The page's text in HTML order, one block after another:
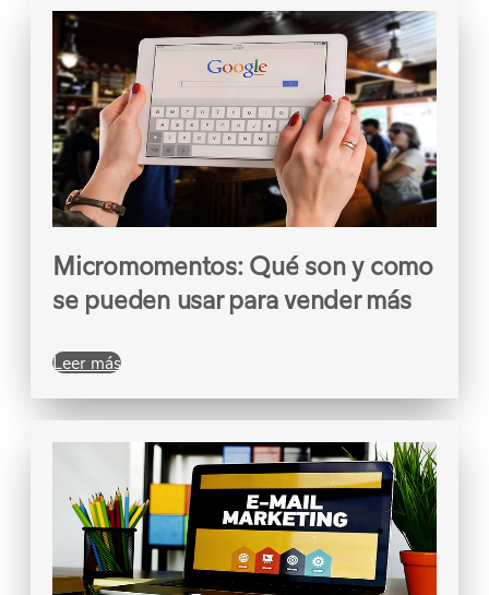
Micromomentos: Qué son y como
se pueden usar para vender más
Leer más